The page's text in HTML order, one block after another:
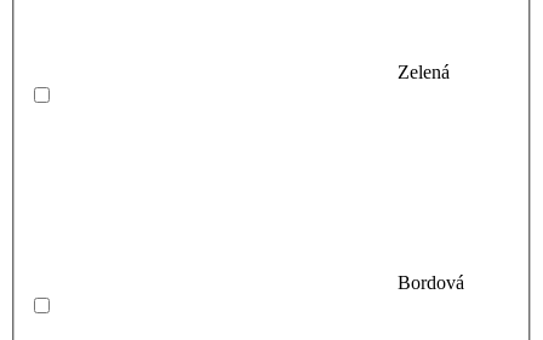
Zelená
Bordová